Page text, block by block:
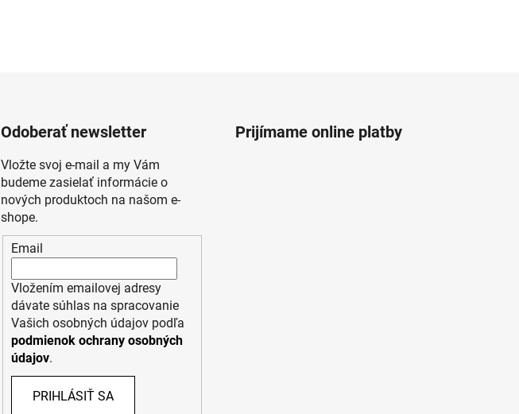
Odoberať newsletter
Vložte svoj e-mail a my Vám
budeme zasielať informácie o
nových produktoch na našom e-
shope.
Email
Vložením emailovej adresy
dávate súhlas na spracovanie
Vašich osobných údajov podľa
podmienok ochrany osobných
údajov.
PRIHLÁSIŤ SA
Prijímame online platby